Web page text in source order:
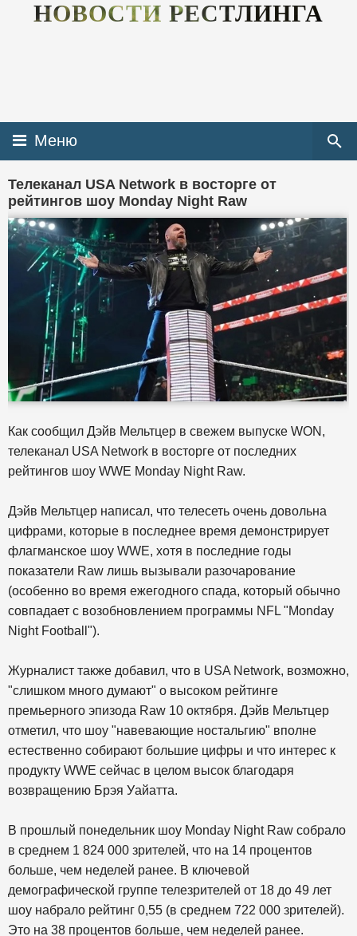
НОВОСТИ РЕСТЛИНГА
Меню
Телеканал USA Network в восторге от
рейтингов шоу Monday Night Raw
Как сообщил Дэйв Мельтцер в свежем выпуске WON,
телеканал USA Network в восторге от последних
рейтингов шоу WWE Monday Night Raw.
Дэйв Мельтцер написал, что телесеть очень довольна
цифрами, которые в последнее время демонстрирует
флагманское шоу WWE, хотя в последние годы
показатели Raw лишь вызывали разочарование
(особенно во время ежегодного спада, который обычно
совпадает с возобновлением программы NFL "Monday
Night Football").
Журналист также добавил, что в USA Network, возможно,
"слишком много думают" о высоком рейтинге
премьерного эпизода Raw 10 октября. Дэйв Мельтцер
отметил, что шоу "навевающие ностальгию" вполне
естественно собирают большие цифры и что интерес к
продукту WWE сейчас в целом высок благодаря
возвращению Брэя Уайатта.
В прошлый понедельник шоу Monday Night Raw собрало
в среднем 1 824 000 зрителей, что на 14 процентов
больше, чем неделей ранее. В ключевой
демографической группе телезрителей от 18 до 49 лет
шоу набрало рейтинг 0,55 (в среднем 722 000 зрителей).
Это на 38 процентов больше, чем неделей ранее.